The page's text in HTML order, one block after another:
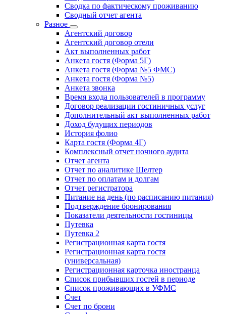
Сводка по фактическому проживанию
Сводный отчет агента
Разное
Агентский договор
Агентский договор отели
Акт выполненных работ
Анкета гостя (Форма 5Г)
Анкета гостя (Форма №5 ФМС)
Анкета гостя (Форма №5)
Анкета звонка
Время входа пользователей в программу
Договор реализации гостиничных услуг
Дополнительный акт выполненных работ
Доход будущих периодов
История фолио
Карта гостя (Форма 4Г)
Комплексный отчет ночного аудита
Отчет агента
Отчет по аналитике Шелтер
Отчет по оплатам и долгам
Отчет регистратора
Питание на день (по расписанию питания)
Подтверждение бронирования
Показатели деятельности гостиницы
Путевка
Путевка 2
Регистрационная карта гостя
Регистрационная карта гостя
(универсальная)
Регистрационная карточка иностранца
Список прибывших гостей в периоде
Список проживающих в УФМС
Счет
Счет по брони